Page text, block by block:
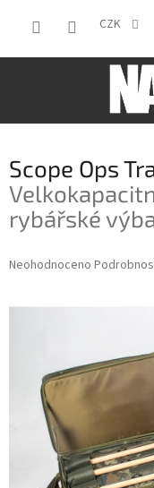
CZK
Scope Ops
rybářské
Průměrné
hvězdiček.
Neohodnoceno